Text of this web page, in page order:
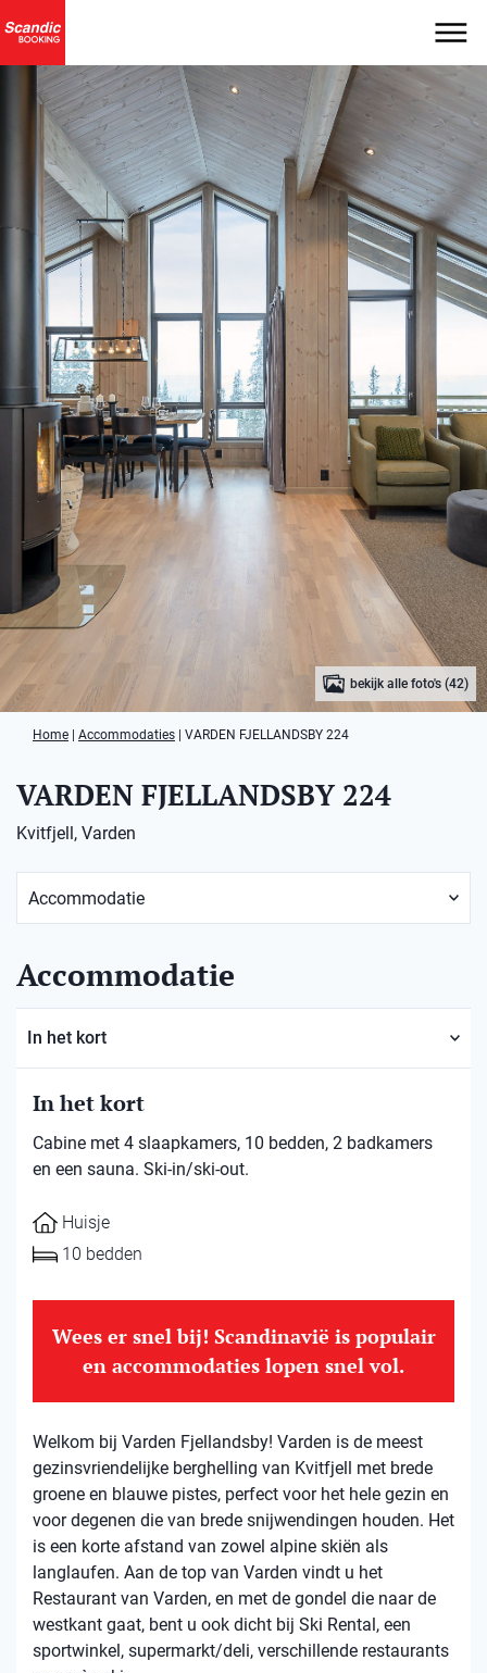
bekijk alle foto's (42)
Home Accommodaties VARDEN FJELLANDSBY 224
VARDEN FJELLANDSBY 224
Kvitfjell, Varden
Accommodatie
In het kort
In het kort
Cabine met 4 slaapkamers, 10 bedden, 2 badkamers
en een sauna. Ski-in/ski-out.
Huisje
10 bedden
Wees er snel bij! Scandinavië is populair
en accommodaties lopen snel vol.
Welkom bij Varden Fjellandsby! Varden is de meest
gezinsvriendelijke berghelling van Kvitfjell met brede
groene en blauwe pistes, perfect voor het hele gezin en
voor degenen die van brede snijwendingen houden. Het
is een korte afstand van zowel alpine skiën als
langlaufen. Aan de top van Varden vindt u het
Restaurant van Varden, en met de gondel die naar de
westkant gaat, bent u ook dicht bij Ski Rental, een
sportwinkel, supermarkt/deli, verschillende restaurants